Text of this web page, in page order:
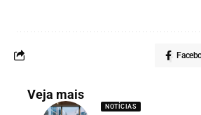
Veja mais
NOTÍCIAS